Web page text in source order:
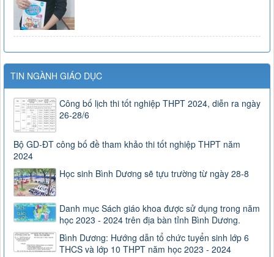
TIN NGÀNH GIÁO DỤC
Công bố lịch thi tốt nghiệp THPT 2024, diễn ra ngày
26-28/6
Bộ GD-ĐT công bố đề tham khảo thi tốt nghiệp THPT năm
2024
Học sinh Bình Dương sẽ tựu trường từ ngày 28-8
Danh mục Sách giáo khoa được sử dụng trong năm
học 2023 - 2024 trên địa bàn tỉnh Bình Dương.
Bình Dương: Hướng dẫn tổ chức tuyển sinh lớp 6
THCS và lớp 10 THPT năm học 2023 - 2024